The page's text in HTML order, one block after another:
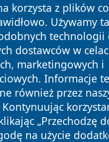
korzysta z plików
Używamy
technologii
dostawców w
marketingowych i
Informacje
również przez
„Przechodzę
na użycie
kochamsiedlce.pl
Polityka
Prywatności